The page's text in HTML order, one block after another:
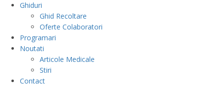
Ghiduri
Ghid Recoltare
Oferte Colaboratori
Programari
Noutati
Articole Medicale
Stiri
Contact